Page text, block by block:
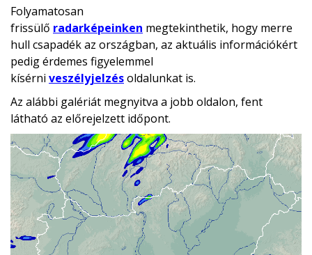
Folyamatosan
frissülő radarképeinken megtekinthetik, hogy merre
hull csapadék az országban, az aktuális információkért
pedig érdemes figyelemmel
kísérni veszélyjelzésoldalunkat is.
Az alábbi galériát megnyitva a jobb oldalon, fent
látható az előrejelzett időpont.